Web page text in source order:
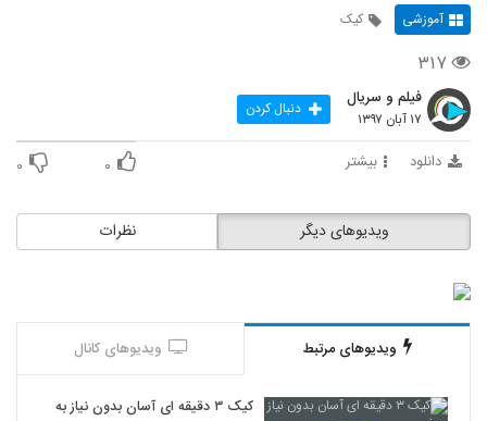
آموزشی کیک
۳۱۷
فیلم و سریال
۱۷ آبان ۱۳۹۷ دنبال کردن
دانلود بیشتر ۰ ۰
نظرات ویدیوهای دیگر
ویدیوهای مرتبط ویدیوهای کانال
کیک ۳ دقیقه ای آسان بدون نیاز به فر